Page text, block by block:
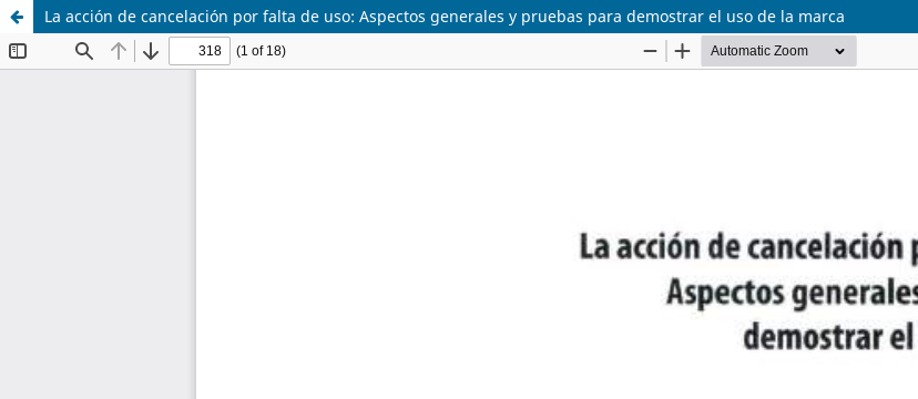
La acción de cancelación por falta de uso: Aspectos generales y pruebas para demostrar el uso de la marca